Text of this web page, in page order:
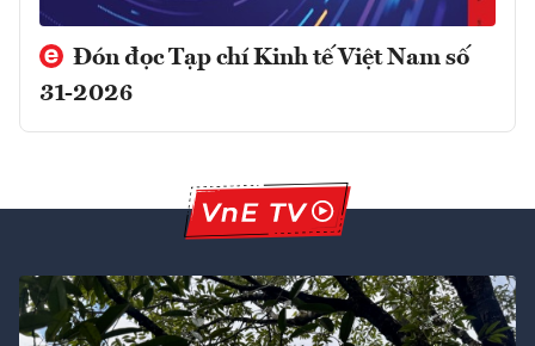
Đón đọc Tạp chí Kinh tế Việt Nam số
31-2026